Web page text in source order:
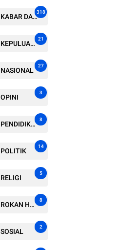
KABAR DAERAH
318
KEPULUAN MERANTI
21
NASIONAL
27
OPINI
3
PENDIDIKAN
8
POLITIK
14
RELIGI
5
ROKAN HULU
8
SOSIAL
2